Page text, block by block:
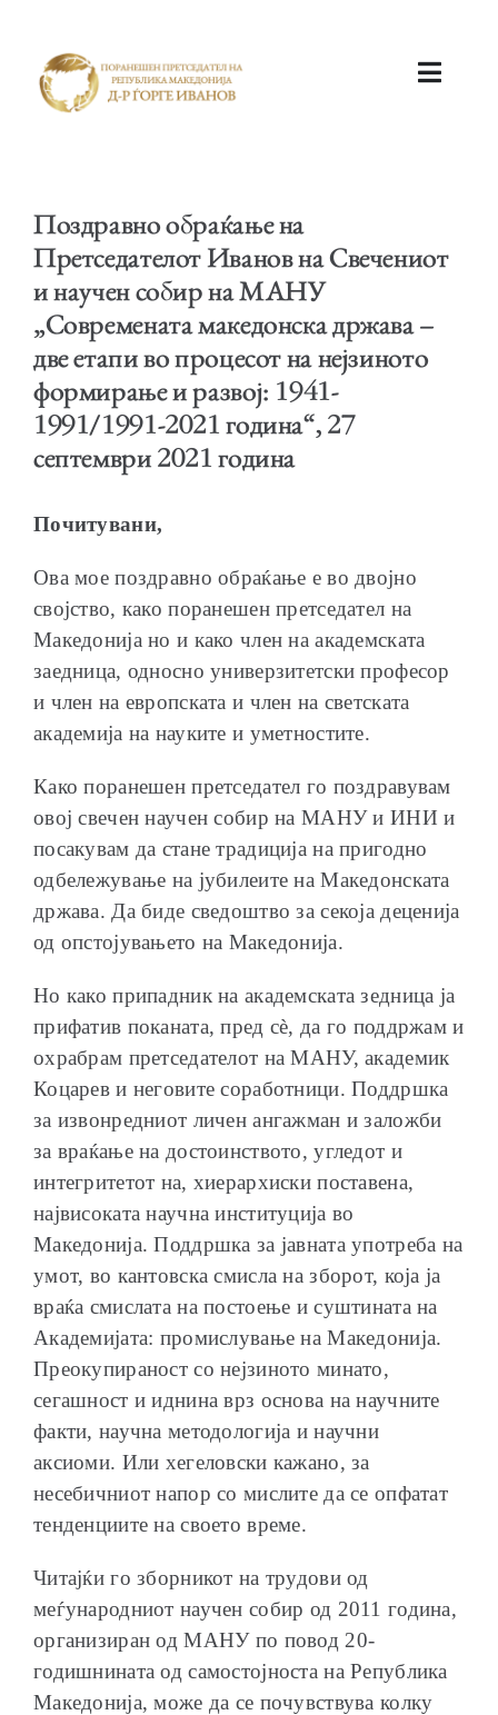
КАБИНЕТ
АКТИВНОСТИ
ОБРАЌАЊА
ПРМ 2009-2019
Поздравно обраќање на
Претседателот Иванов на Свечениот
и научен собир на МАНУ
„Современата македонска држава –
две етапи во процесот на нејзиното
формирање и развој: 1941-
1991/1991-2021 година“, 27
септември 2021 година
Почитувани,
Ова мое поздравно обраќање е во двојно
својство, како поранешен претседател на
Македонија но и како член на академската
заедница, односно универзитетски професор
и член на европската и член на светската
академија на науките и уметностите.
Како поранешен претседател го поздравувам
овој свечен научен собир на МАНУ и ИНИ и
посакувам да стане традиција на пригодно
одбележување на јубилеите на Македонската
држава. Да биде сведоштво за секоја деценија
од опстојувањето на Македонија.
Но како припадник на академската зедница ја
прифатив поканата, пред сè, да го поддржам и
охрабрам претседателот на МАНУ, академик
Коцарев и неговите соработници. Поддршка
за извонредниот личен ангажман и заложби
за враќање на достоинството, угледот и
интегритетот на, хиерархиски поставена,
највисоката научна институција во
Македонија. Поддршка за јавната употреба на
умот, во кантовска смисла на зборот, која ја
враќа смислата на постоење и суштината на
Академијата: промислување на Македонија.
Преокупираност со нејзиното минато,
сегашност и иднина врз основа на научните
факти, научна методологија и научни
аксиоми. Или хегеловски кажано, за
несебичниот напор со мислите да се опфатат
тенденциите на своето време.
Читајќи го зборникот на трудови од
меѓународниот научен собир од 2011 година,
организиран од МАНУ по повод 20-
годишнината од самостојноста на Република
Македонија, може да се почувствува колку